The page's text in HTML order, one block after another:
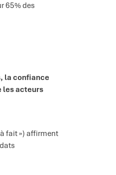
65% des
la confiance
les acteurs
fait ») affirment